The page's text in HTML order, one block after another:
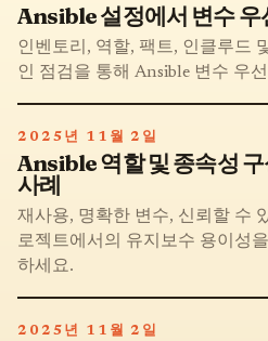
Ansible 설정에서 변수 우
인벤토리, 역할, 팩트, 인클루드
인 점검을 통해 Ansible 변수 우
2025년 11월 2일
Ansible 역할 및 종속성
사례
재사용, 명확한 변수, 신뢰할 수
로젝트에서의 유지보수 용이성
하세요.
2025년 11월 2일